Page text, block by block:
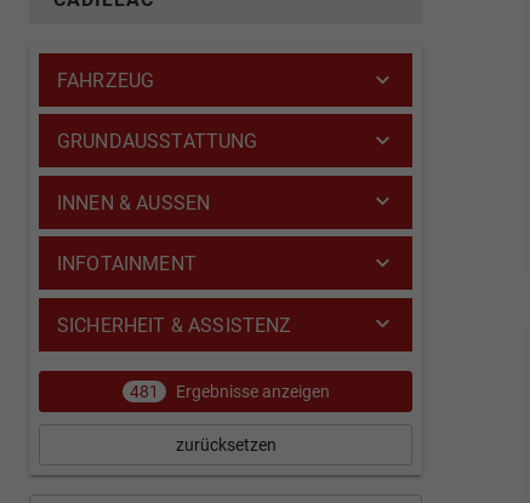
FAHRZEUG
GRUNDAUSSTATTUNG
INNEN & AUSSEN
INFOTAINMENT
SICHERHEIT & ASSISTENZ
481 Ergebnisse anzeigen
zurücksetzen